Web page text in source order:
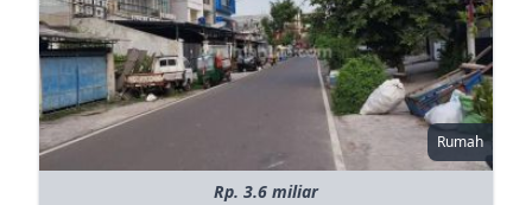
Rumah
Rp. 3.6 miliar